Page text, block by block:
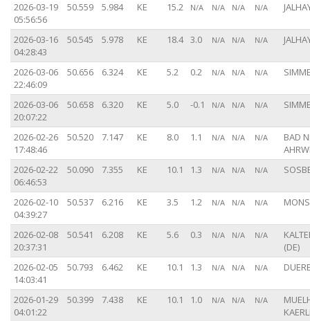
2026-03-19
05:56:56
50.559 5.984 KE 15.2 N/A N/A N/A N/A
2026-03-16
04:28:43
50.545 5.978 KE 18.4 3.0 N/A N/A N/A
2026-03-06
22:46:09
50.656 6.324 KE 5.2 0.2 N/A N/A N/A
2026-03-06
20:07:22
50.658 6.320 KE 5.0 -0.1 N/A N/A N/A
2026-02-26
17:48:46
50.520 7.147 KE 8.0 1.1 N/A N/A N/A
BAD
2026-02-22
06:46:53
50.090 7.355 KE 10.1 1.3 N/A N/A N/A
2026-02-10
04:39:27
50.537 6.216 KE 3.5 1.2 N/A N/A N/A
2026-02-08
20:37:31
50.541 6.208 KE 5.6 0.3 N/A N/A N/A
(DE)
2026-02-05
14:03:41
50.793 6.462 KE 10.1 1.3 N/A N/A N/A
2026-01-29
04:01:22
50.399 7.438 KE 10.1 1.0 N/A N/A N/A